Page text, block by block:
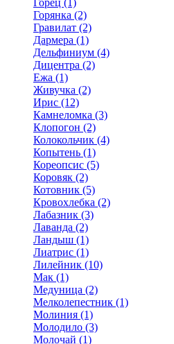
Горец (1)
Горянка (2)
Гравилат (2)
Дармера (1)
Дельфиниум (4)
Дицентра (2)
Ежа (1)
Живучка (2)
Ирис (12)
Камнеломка (3)
Клопогон (2)
Колокольчик (4)
Копытень (1)
Кореопсис (5)
Коровяк (2)
Котовник (5)
Кровохлебка (2)
Лабазник (3)
Лаванда (2)
Ландыш (1)
Лиатрис (1)
Лилейник (10)
Мак (1)
Медуница (2)
Мелколепестник (1)
Молиния (1)
Молодило (3)
Молочай (1)